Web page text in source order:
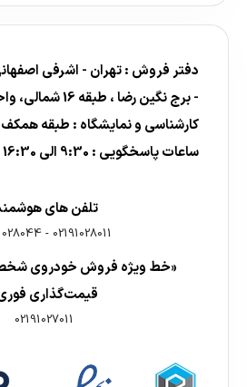
دفتر فروش : تهران - اشرفی
- برج نگین رضا ، طبقه 16 شمالی، واحد 1602
کارشناسی و نمایشگاه : طبقه
ساعات پاسخگویی : 9:30 الی 16:30
تلفن های
02191028011
-
«خط ویژه فروش خودروی
قیمت‌گذاری
02191027011